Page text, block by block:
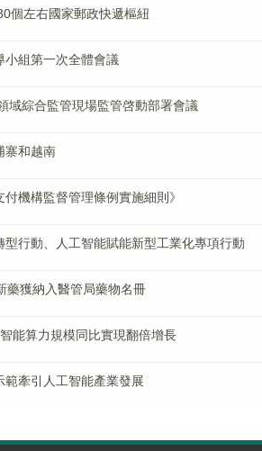
個左右國家郵政快遞樞紐
小組第一次全體會議
域綜合監管現場監管啓動部署會議
寨和越南
機構監督管理條例實施細則》
行動、人工智能賦能新型工業化專項行動
藥獲納入醫管局藥物名冊
能算力規模同比實現翻倍增長
範牽引人工智能產業發展